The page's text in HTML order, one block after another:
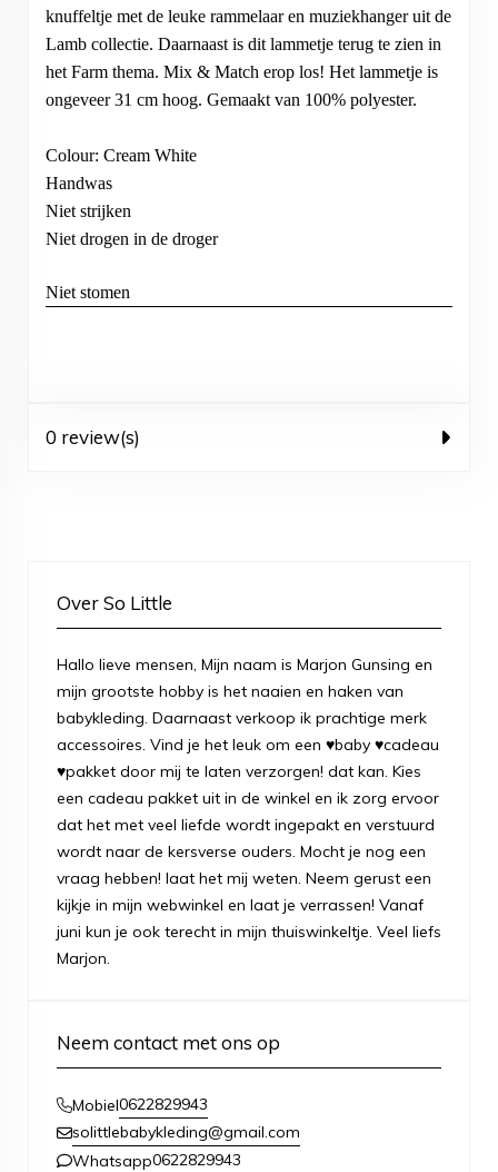
knuffeltje met de leuke rammelaar en muziekhanger uit de
Lamb collectie. Daarnaast is dit lammetje terug te zien in
het Farm thema. Mix & Match erop los! Het lammetje is
ongeveer 31 cm hoog. Gemaakt van 100% polyester.
Colour: Cream White
Handwas
Niet strijken
Niet drogen in de droger
Niet stomen
0 review(s)
Over So Little
Hallo lieve mensen, Mijn naam is Marjon Gunsing en
mijn grootste hobby is het naaien en haken van
babykleding. Daarnaast verkoop ik prachtige merk
accessoires. Vind je het leuk om een ♥baby ♥cadeau
♥pakket door mij te laten verzorgen! dat kan. Kies
een cadeau pakket uit in de winkel en ik zorg ervoor
dat het met veel liefde wordt ingepakt en verstuurd
wordt naar de kersverse ouders. Mocht je nog een
vraag hebben! laat het mij weten. Neem gerust een
kijkje in mijn webwinkel en laat je verrassen! Vanaf
juni kun je ook terecht in mijn thuiswinkeltje. Veel liefs
Marjon.
Neem contact met ons op
Mobiel0622829943
solittlebabykleding@gmail.com
Whatsapp0622829943